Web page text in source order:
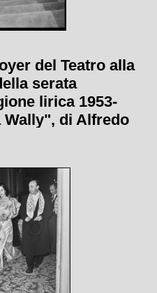
del Teatro alla
serata
lirica 1953-
Wally", di Alfredo
Pavlova